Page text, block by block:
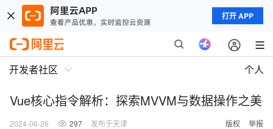
打开 APP
开发者社区 个人
Vue核心指令解析：探索MVVM与数据操作之美
2024-06-26 297 发布于天津 版权 举报